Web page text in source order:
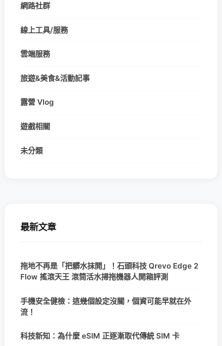
網路社群
線上工具/服務
雲端服務
旅遊&美食&活動記事
露營 Vlog
遊戲相關
未分類
最新文章
拖地不再是「把髒水抹開」！石頭科技 Qrevo Edge 2
Flow 搖滾天王 滾筒活水掃拖機器人開箱評測
手機安全健檢：這幾個設定沒關，個資可能早就在外
流！
科技新知：為什麼 eSIM 正逐漸取代傳統 SIM 卡